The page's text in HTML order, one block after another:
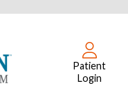
Patient
Login